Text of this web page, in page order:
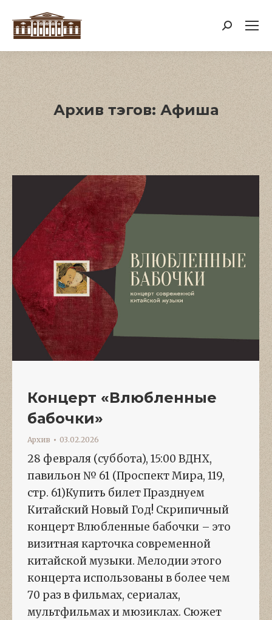
Поиск:
Архив тэгов: Афиша
Концерт «Влюбленные
бабочки»
Архив 03.02.2026
28 февраля (суббота), 15:00 ВДНХ,
павильон № 61 (Проспект Мира, 119,
стр. 61)Купить билет Празднуем
Китайский Новый Год! Скрипичный
концерт Влюбленные бабочки – это
визитная карточка современной
китайской музыки. Мелодии этого
концерта использованы в более чем
70 раз в фильмах, сериалах,
мультфильмах и мюзиклах. Сюжет